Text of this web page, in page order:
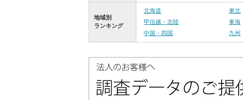
地域別
ランキング
北海道 東北
甲信越・北陸
東海
中国・四国
九州